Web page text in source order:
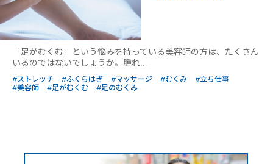
「足がむくむ」という悩みを持っている美容師の方は、たくさん
いるのではないでしょうか。腫れ...
#ストレッチ #ふくらはぎ #マッサージ #むくみ
#立ち仕事
#美容師
#足がむくむ #足のむくみ